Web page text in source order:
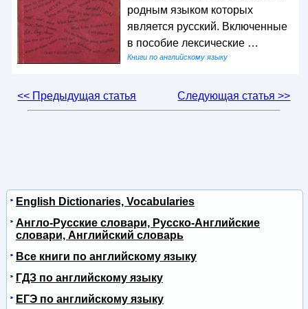
родным языком которых
является русский. Включенные
в пособие лексические …
Книги по английскому языку
<< Предыдущая статья Следующая статья >>
English Dictionaries, Vocabularies
Англо-Русские словари, Русско-Английские
словари, Английский словарь
Все книги по английскому языку
ГДЗ по английскому языку
ЕГЭ по английскому языку